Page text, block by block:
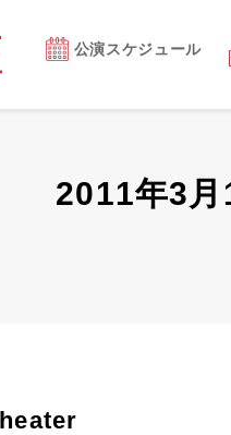
公演スケジュール
2011年3